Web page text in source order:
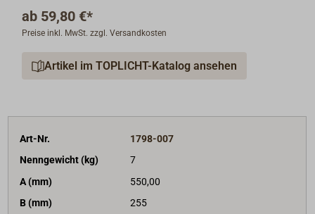
ab 59,80 €*
Preise inkl. MwSt. zzgl. Versandkosten
Artikel im TOPLICHT-Katalog ansehen
Art-Nr.
1798-007
Nenngewicht (kg)
7
A (mm)
550,00
B (mm)
255